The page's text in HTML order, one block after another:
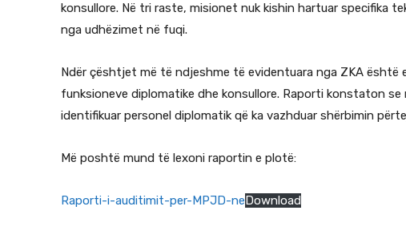
konsullore. Në tri raste, misionet nuk kishin hartuar specifika
nga udhëzimet në fuqi.
Ndër çështjet më të ndjeshme të evidentuara nga ZKA
funksioneve diplomatike dhe konsullore. Raporti konstaton
identifikuar personel diplomatik që ka vazhduar shërbimin
Më poshtë mund të lexoni raportin e plotë:
Raporti-i-auditimit-per-MPJD-neDownload